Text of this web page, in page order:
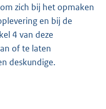
zich bij het opmaken
en bij de
4 van deze
of te laten
deskundige.